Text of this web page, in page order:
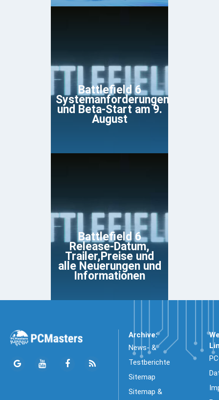
Battlefield 6
Systemanforderungen
und Beta-Start am 9.
August
Battlefield 6
Release-Datum,
Trailer,Preise und
alle Neuerungen und
Informationen
Archive:
News- &
Testberichte
Sitemap
Sitemap &